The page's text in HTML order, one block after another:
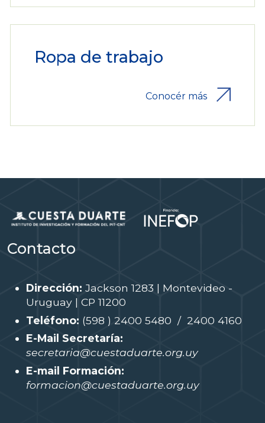
Ropa de trabajo
Conocér más
Contacto
Dirección: Jackson 1283 | Montevideo -
Uruguay | CP 11200
Teléfono: (598 ) 2400 5480 / 2400 4160
E-Mail Secretaría:
secretaria@cuestaduarte.org.uy
E-mail Formación:
formacion@cuestaduarte.org.uy